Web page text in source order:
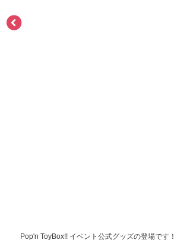
Pop'n ToyBox!! イベント公式グッズの登場です！